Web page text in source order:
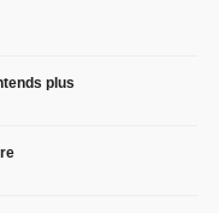
plus